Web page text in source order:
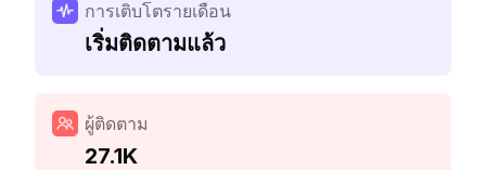
การเติบโตรายเดือน
เริ่มติดตามแล้ว
ผู้ติดตาม
27.1K